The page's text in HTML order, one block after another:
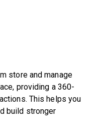
store and manage
providing a 360-
This helps you
build stronger